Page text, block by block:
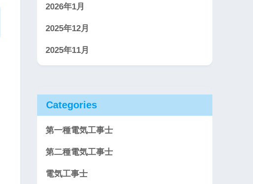
2026年1月
2025年12月
2025年11月
Categories
第一種電気工事士
第二種電気工事士
電気工事士